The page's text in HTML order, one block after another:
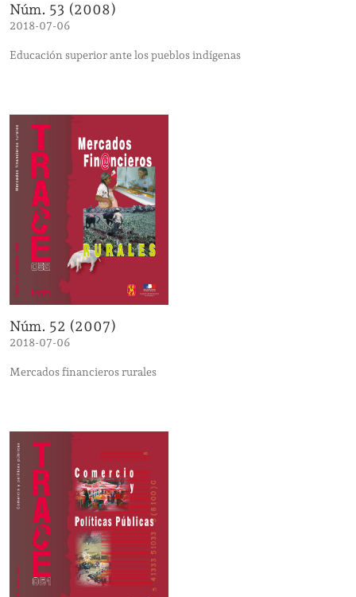
Núm. 53 (2008)
2018-07-06
Educación superior ante los pueblos indígenas
Núm. 52 (2007)
2018-07-06
Mercados financieros rurales